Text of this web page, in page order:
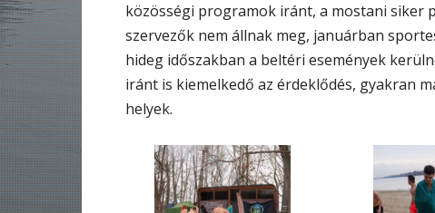
közösségi programok iránt, a mostani siker
szervezők nem állnak meg, januárban
hideg időszakban a beltéri események
iránt is kiemelkedő az érdeklődés, gyakran
helyek.